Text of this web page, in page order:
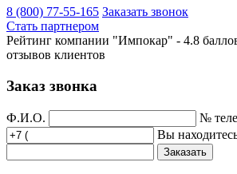
8 (800) 77-55-165 Заказать звонок
Стать партнером
Рейтинг компании "Импокар" - 4.8
отзывов клиентов
Заказ звонка
Ф.И.О.
№
Вы
Заказать